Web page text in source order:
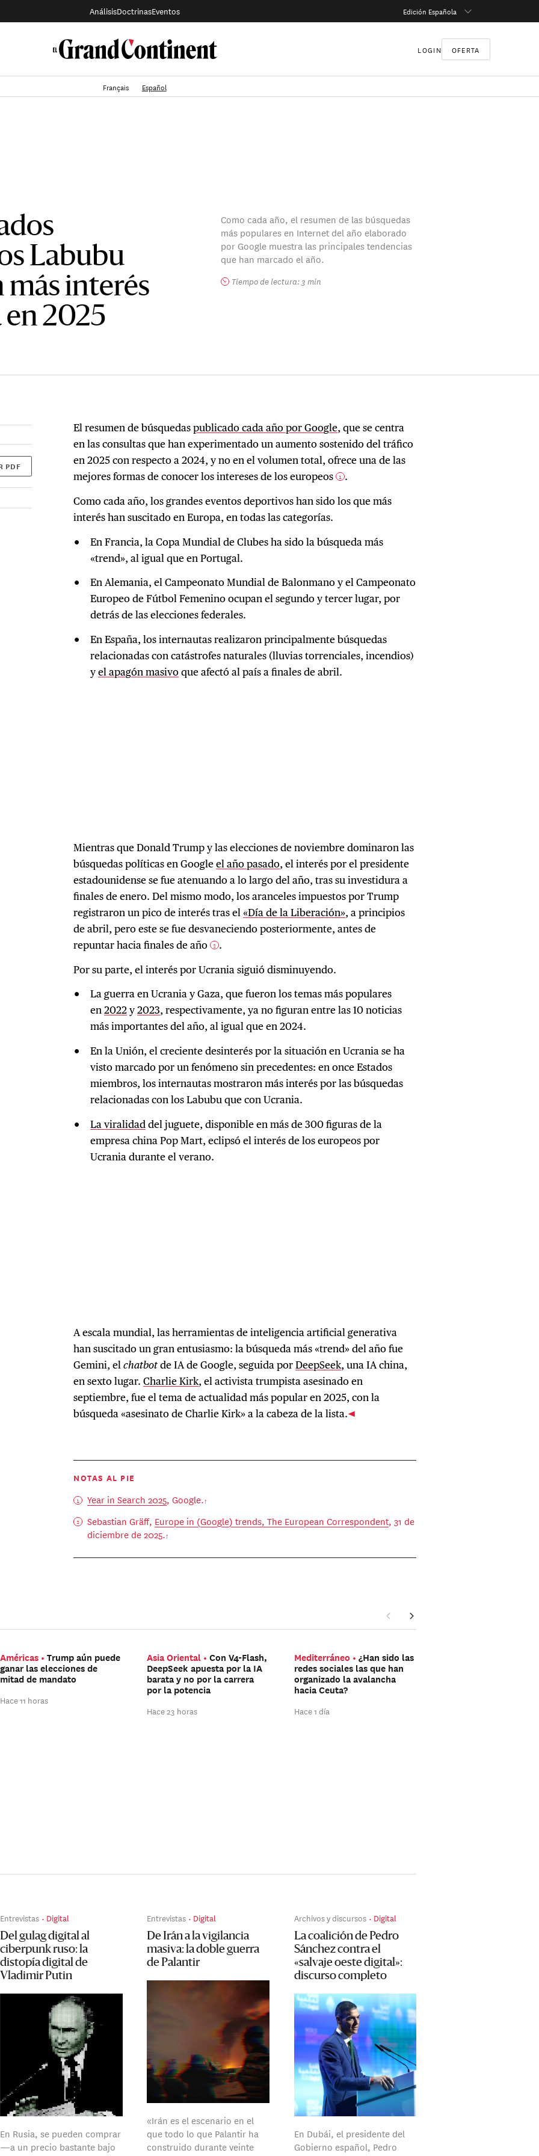
AnálisisDoctrinasEventos Edición Española
LOGIN OFERTA
Français Español
Labubu
interés
2025
Como cada año, el resumen de las búsquedas
más populares en Internet del año elaborado
por Google muestra las principales tendencias
que han marcado el año.
Tiempo de lectura: 3 min
PDF
El resumen de búsquedaspublicado cada año por Google, que se centra
en las consultas que han experimentado un aumento sostenido del tráfico
en 2025 con respecto a 2024, y no en el volumen total, ofrece una de las
mejores formas de conocer los intereses de los europeos 1 .
Como cada año, los grandes eventos deportivos han sido los que más
interés han suscitado en Europa, en todas las categorías.
En Francia, la Copa Mundial de Clubes ha sido la búsqueda más
«trend», al igual que en Portugal.
En Alemania, el Campeonato Mundial de Balonmano y el Campeonato
Europeo de Fútbol Femenino ocupan el segundo y tercer lugar, por
detrás de las elecciones federales.
En España, los internautas realizaron principalmente búsquedas
relacionadas con catástrofes naturales (lluvias torrenciales, incendios)
yel apagón masivoque afectó al país a finales de abril.
Mientras que Donald Trump y las elecciones de noviembre dominaron las
búsquedas políticas en Googleel año pasado, el interés por el presidente
estadounidense se fue atenuando a lo largo del año, tras su investidura a
finales de enero. Del mismo modo, los aranceles impuestos por Trump
registraron un pico de interés tras el«Día de la Liberación», a principios
de abril, pero este se fue desvaneciendo posteriormente, antes de
repuntar hacia finales de año 2 .
Por su parte, el interés por Ucrania siguió disminuyendo.
La guerra en Ucrania y Gaza, que fueron los temas más populares
en2022y2023, respectivamente, ya no figuran entre las 10 noticias
más importantes del año, al igual que en 2024.
En la Unión, el creciente desinterés por la situación en Ucrania se ha
visto marcado por un fenómeno sin precedentes: en once Estados
miembros, los internautas mostraron más interés por las búsquedas
relacionadas con los Labubu que con Ucrania.
La viralidad del juguete, disponible en más de 300 figuras de la
empresa china Pop Mart, eclipsó el interés de los europeos por
Ucrania durante el verano.
A escala mundial, las herramientas de inteligencia artificial generativa
han suscitado un gran entusiasmo: la búsqueda más «trend» del año fue
Gemini, elchatbotde IA de Google, seguida porDeepSeek, una IA china,
en sexto lugar.Charlie Kirk, el activista trumpista asesinado en
septiembre, fue el tema de actualidad más popular en 2025, con la
búsqueda «asesinato de Charlie Kirk» a la cabeza de la lista.
NOTAS AL PIE
Year in Search 2025, Google.
Sebastian Gräff, Europe in (Google) trends, The European Correspondent, 31 de
diciembre de 2025.
Américas
Trump aún puede
ganar las elecciones de
mitad de mandato
Hace 11 horas
Asia Oriental
Con V4-Flash,
DeepSeek apuesta por la IA
barata y no por la carrera
por la potencia
Hace 23 horas
Mediterráneo
¿Han sido las
redes sociales las que han
organizado la avalancha
hacia Ceuta?
Hace 1 día
Entrevistas Digital
Del gulag digital al
ciberpunk ruso: la
distopía digital de
Vladimir Putin
En Rusia, se pueden comprar
—a un precio bastante bajo
Entrevistas Digital
De Irán a la vigilancia
masiva: la doble guerra
de Palantir
«Irán es el escenario en el
que todo lo que Palantir ha
construido durante veinte
Archivos y discursos Digital
La coalición de Pedro
Sánchez contra el
«salvaje oeste digital»:
discurso completo
En Dubái, el presidente del
Gobierno español, Pedro